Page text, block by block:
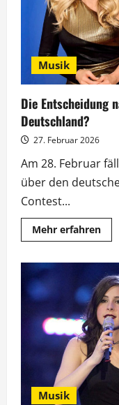
Musik
Die Entscheidung
Deutschland?
27. Februar 2026
Am 28. Februar
über den
Contest...
Mehr erfahrenMehr
Wer
in
für
Musik